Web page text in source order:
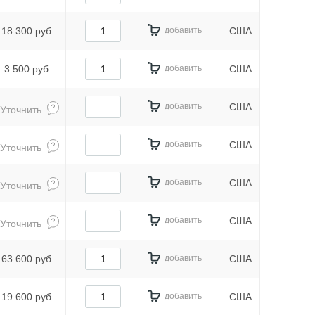
18 300 руб. добавить США
3 500 руб. добавить США
Уточнить добавить США
Уточнить добавить США
Уточнить добавить США
Уточнить добавить США
63 600 руб. добавить США
19 600 руб. добавить США